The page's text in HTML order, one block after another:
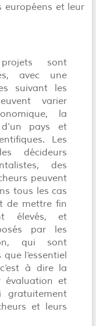
européens et leur
sont
avec une
suivant les
varier
la
pays et
Les
décideurs
des
peuvent
tous les cas
de mettre fin
élevés, et
par les
qui sont
l’essentiel
à dire la
évaluation et
gratuitement
et leurs